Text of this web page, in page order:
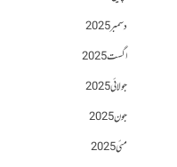
دسمبر 2025
اگست 2025
جولائی 2025
جون 2025
مئی 2025